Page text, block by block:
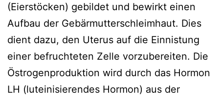
(Eierstöcken) gebildet und bewirkt einen
Aufbau der Gebärmutterschleimhaut. Dies
dient dazu, den Uterus auf die Einnistung
einer befruchteten Zelle vorzubereiten. Die
Östrogenproduktion wird durch das Hormon
LH (luteinisierendes Hormon) aus der